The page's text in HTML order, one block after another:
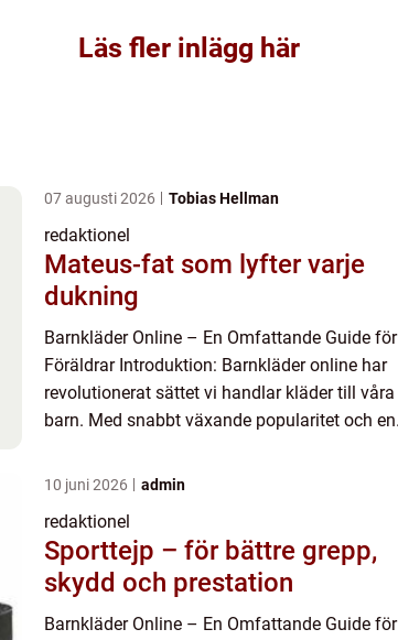
Läs fler inlägg här
07 augusti 2026 Tobias Hellman
redaktionel
Mateus-fat som lyfter varje
dukning
Barnkläder Online – En Omfattande Guide för
Föräldrar Introduktion: Barnkläder online har
revolutionerat sättet vi handlar kläder till våra
barn. Med snabbt växande popularitet och en
marknaden för barnk...
10 juni 2026 admin
redaktionel
Sporttejp – för bättre grepp,
skydd och prestation
Barnkläder Online – En Omfattande Guide för